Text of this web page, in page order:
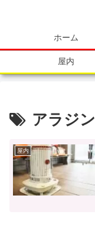
ホーム
屋内
アラジン
屋内